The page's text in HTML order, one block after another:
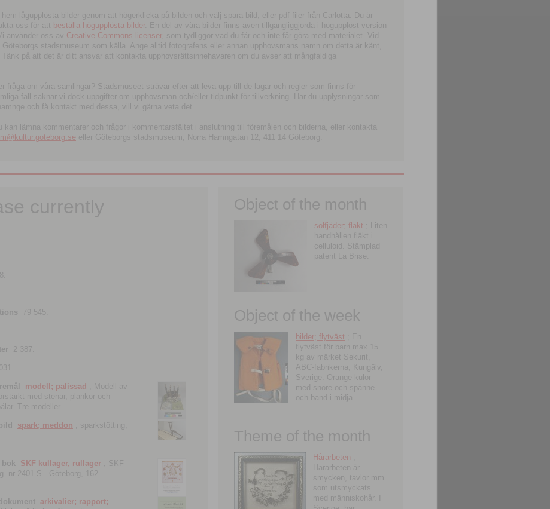
lågupplösta bilder genom att högerklicka på bilden och välj spara bild, eller pdf-filer från Carlotta. Du är
oss för att beställa högupplösta bilder. En del av våra bilder finns även tillgängliggjorda i högupplöst version
använder oss av Creative Commons licenser, som tydliggör vad du får och inte får göra med materialet. Vid
stadsmuseum som källa. Ange alltid fotografens eller annan upphovsmans namn om detta är känt,
Tänk på att det är ditt ansvar att kontakta upphovsrättsinnehavaren om du avser att mångfaldiga
fråga om våra samlingar? Stadsmuseet strävar efter att leva upp till de lagar och regler som finns för
fall saknar vi dock uppgifter om upphovsman och/eller tidpunkt för tillverkning. Har du upplysningar som
och få kontakt med dessa, vill vi gärna veta det.
kan lämna kommentarer och frågor i kommentarsfältet i anslutning till föremålen och bilderna, eller kontakta
eller Göteborgs stadsmuseum, Norra Hamngatan 12, 411 14 Göteborg.
currently
79 545.
2 387.
modell; palissad
; Modell av
med stenar, plankor och
Tre modeller.
spark; meddon ; sparkstötting,
bok SKF kullager, rullager ; SKF
nr 2401 S.- Göteborg, 162
arkivalier; rapport;
Object of the month
solfjäder; fläkt ; Liten
handhållen fläkt i
celluloid. Stämplad
patent La Brise.
Object of the week
bilder; flytväst ; En
flytväst för barn max 15
kg av märket Sekurit,
ABC-fabrikerna, Kungälv,
Sverige. Orange kulör
med snöre och spänne
och band i midja.
Theme of the month
Hårarbeten
Hårarbeten är
smycken, tavlor mm
som utsmyckats
med människohår. I